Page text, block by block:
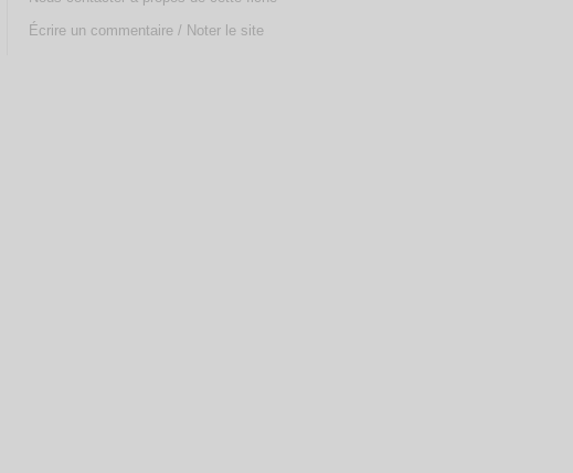
Écrire un commentaire / Noter le site